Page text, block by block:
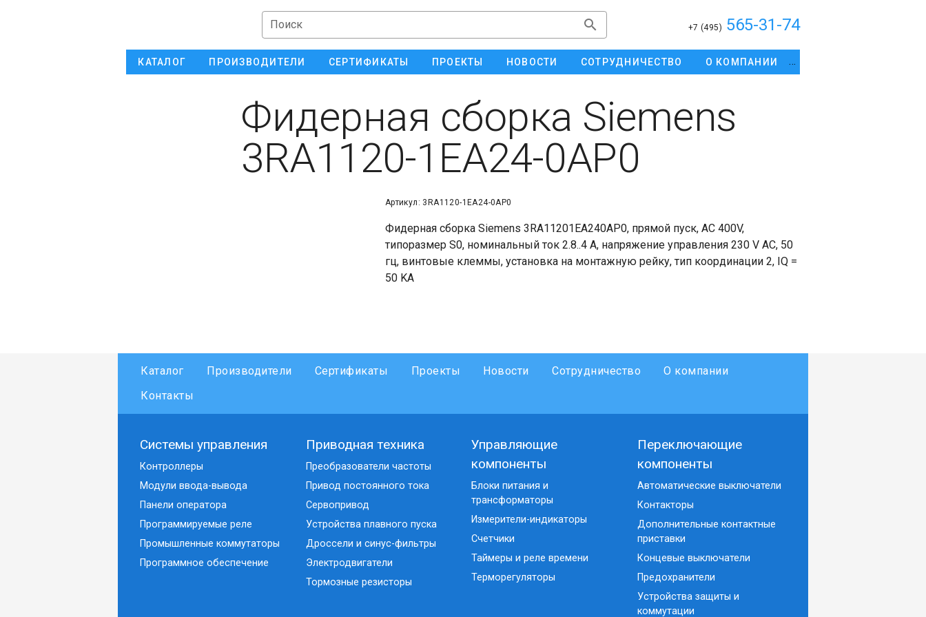
Поиск +7 (495) 565-31-74
КАТАЛОГ ПРОИЗВОДИТЕЛИ СЕРТИФИКАТЫ ПРОЕКТЫ НОВОСТИ СОТРУДНИЧЕСТВО О КОМПАНИИ
Фидерная сборка Siemens
3RA1120-1EA24-0AP0
Артикул: 3RA1120-1EA24-0AP0
Фидерная сборка Siemens 3RA11201EA240AP0, прямой пуск, AC 400V,
типоразмер S0, номинальный ток 2.8..4 A, напряжение управления 230 V AC, 50
гц, винтовые клеммы, установка на монтажную рейку, тип координации 2, IQ =
50 KA
Каталог Производители Сертификаты Проекты Новости Сотрудничество
О компании
Контакты
Системы управления
Контроллеры
Модули ввода-вывода
Панели оператора
Программируемые реле
Промышленные коммутаторы
Программное обеспечение
Приводная техника
Преобразователи частоты
Привод постоянного тока
Сервопривод
Устройства плавного пуска
Дроссели и синус-фильтры
Электродвигатели
Тормозные резисторы
Управляющие
компоненты
Блоки питания и
трансформаторы
Измерители-индикаторы
Счетчики
Таймеры и реле времени
Терморегуляторы
Переключающие
компоненты
Автоматические выключатели
Контакторы
Дополнительные контактные
приставки
Концевые выключатели
Предохранители
Устройства защиты и
коммутации